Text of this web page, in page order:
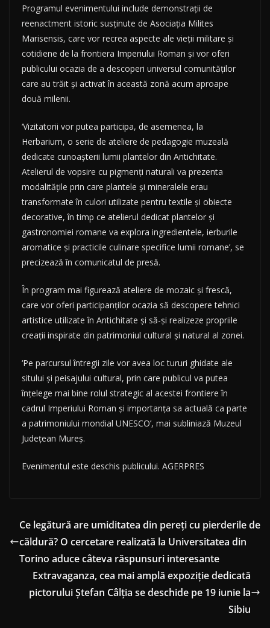
Programul evenimentului include demonstrații de
reenactment istoric susținute de Asociația Milites
Marisensis, care vor recrea aspecte ale vieții militare și
cotidiene de la frontiera Imperiului Roman și vor oferi
publicului ocazia de a descoperi universul comunităților
care au trăit și activat în această zonă acum aproape
două milenii.
‘Vizitatorii vor putea participa, de asemenea, la
Herbarium, o serie de ateliere de pedagogie muzeală
dedicate cunoașterii lumii plantelor din Antichitate.
Atelierul de vopsire cu pigmenți naturali va prezenta
modalitățile prin care plantele și mineralele erau
transformate în culori utilizate pentru textile și obiecte
decorative, în timp ce atelierul dedicat plantelor și
gastronomiei romane va explora ingredientele, ierburile
aromatice și practicile culinare specifice lumii romane’, se
precizează în comunicatul de presă.
În program mai figurează ateliere de mozaic și frescă,
care vor oferi participanților ocazia să descopere tehnici
artistice utilizate în Antichitate și să-și realizeze propriile
creații inspirate din patrimoniul cultural și natural al zonei.
‘Pe parcursul întregii zile vor avea loc tururi ghidate ale
sitului și peisajului cultural, prin care publicul va putea
înțelege mai bine rolul strategic al acestei frontiere în
cadrul Imperiului Roman și importanța sa actuală ca parte
a patrimoniului mondial UNESCO’, mai subliniază Muzeul
Județean Mureș.
Evenimentul este deschis publicului. AGERPRES
Ce legătură are umiditatea din pereți cu pierderile de
căldură? O cercetare realizată la Universitatea din
Torino aduce câteva răspunsuri interesante
Extravaganza, cea mai amplă expoziție dedicată
pictorului Ștefan Câlția se deschide pe 19 iunie la
Sibiu